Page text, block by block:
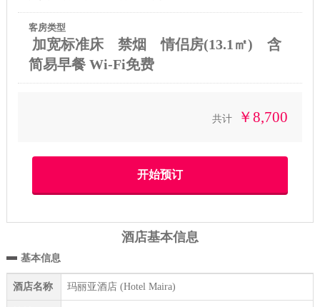
客房类型
加宽标准床 禁烟 情侣房(13.1㎡) 含
简易早餐 Wi-Fi免费
共计 ￥8,700
酒店基本信息
基本信息
酒店名称 玛丽亚酒店 (Hotel Maira)